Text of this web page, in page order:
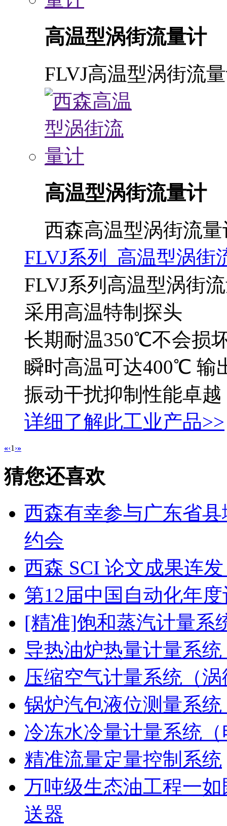
高温型涡街流量计
FLVJ高温型涡街流
高温型涡街流量计
西森高温型涡街流量
FLVJ系列 高温型涡街
FLVJ系列高温型涡街
采用高温特制探头
长期耐温350℃不会损
瞬时高温可达400℃ 输
振动干扰抑制性能卓越
详细了解此工业产品>>
«‹1 ›»
猜您还喜欢
西森有幸参与广东省
约会
西森 SCI 论文成果连
第12届中国自动化年
[精准]饱和蒸汽计量系
导热油炉热量计量系
压缩空气计量系统（
锅炉汽包液位测量系
冷冻水冷量计量系统
精准流量定量控制系统
万吨级生态油工程一
送器